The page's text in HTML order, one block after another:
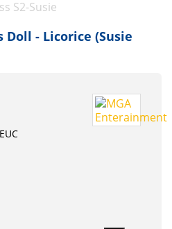
- Licorice (Susie